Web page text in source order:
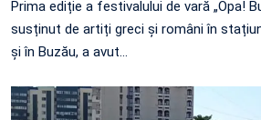
Prima ediție a festivalului de vară „Opa!
susținut de artiți greci și români în
și în Buzău, a avut…